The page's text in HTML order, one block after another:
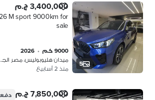
5
3,400,000 ج.م
M sport 9000km for
sale
9000 كم •
2026
ميدان
منذ 2 أسابيع
7,850,000 ج.م